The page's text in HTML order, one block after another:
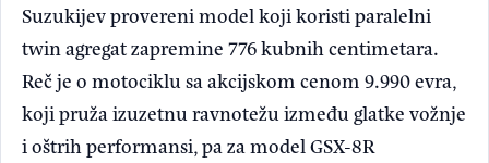
Suzukijev provereni model koji koristi paralelni
twin agregat zapremine 776 kubnih centimetara.
Reč je o motociklu sa akcijskom cenom 9.990 evra,
koji pruža izuzetnu ravnotežu između glatke vožnje
i oštrih performansi, pa za model GSX-8R